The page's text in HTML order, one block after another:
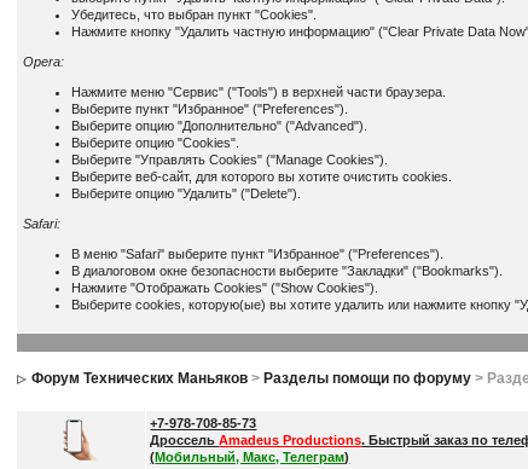
Убедитесь, что выбран пункт "Cookies".
Нажмите кнопку "Удалить частную информацию" ("Clear Private Data
Opera:
Нажмите меню "Сервис" ("Tools") в верхней части браузера.
Выберите пункт "Избранное" ("Preferences").
Выберите опцию "Дополнительно" ("Advanced").
Выберите опцию "Cookies".
Выберите "Управлять Cookies" ("Manage Cookies").
Выберите веб-сайт, для которого вы хотите очистить cookies.
Выберите опцию "Удалить" ("Delete").
Safari:
В меню "Safari" выберите пункт "Избранное" ("Preferences").
В диалоговом окне безопасности выберите "Закладки" ("Bookmarks").
Нажмите "Отображать Cookies" ("Show Cookies").
Выберите cookies, которую(ые) вы хотите удалить или нажмите кнопку
Форум Технических Маньяков > Разделы помощи по форуму >
+7-978-708-85-73
ДроссельAmadeus Productions. Быстрый заказ по
(Мобильный, Макс, Телеграм)